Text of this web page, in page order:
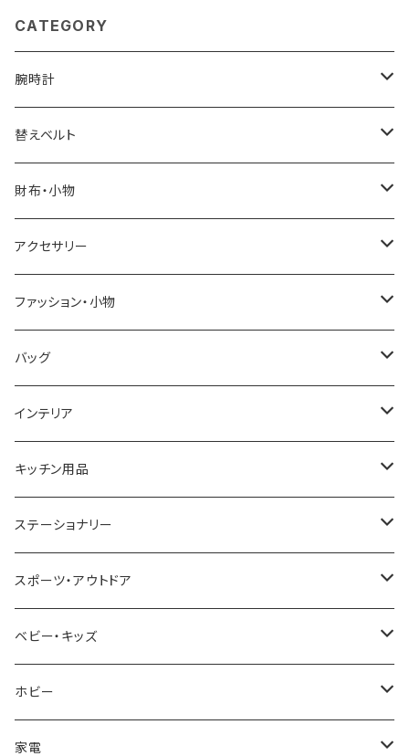
CATEGORY
腕時計
ELGIN
SALVATORE MARRA
CASIO
GRANDEUR
COGU
GAGA MILANO
CACTUS
TIMEX
NIXON
AVALANCHE
ORIENT
ZEPPELIN
替えベルト
COACH
DANIEL WELLINGTON
LACOSTE
DIESEL
MICHAEL KORS
NO BRAND
財布・小物
SONNE
DUCT
TRANSNUMBER
SAAMA HOMME
ARNOLD PALMER
MICHAEL KORS
DIESEL
ALV
Merge
ETTINGER
アクセサリー
GUCCI
TIFFANY&CO
FOLLI FOLLIE
POLICE
PAUL HEWITT
22designstudio
BOTTEGA VENETA
EMPORIO ARMANI
CALVIN KLEIN
ファッション・小物
DAKS
栃木レザー
NIKE
DUNHILL
NEWYORKER
OROBIANCO
Ellese
COLEMAN
バッグ
MANHATTAN PORTAGE
United HOMME
RODANIA
BEAMZSQUARE
BLAZER CLUB
ANDY HAWARD
G GUSTO
インテリア
CRYSTOCRAFT
SEIKO
CITIZEN
BRAUN
RHYTHM
BLOSSOM
キッチン用品
I'mD
Helios
VALENTINO VISCANI
ステーショナリー
LAMY
WATERMAN
PARKER
PELIKAN
スポーツ・アウトドア
Trangia
Barebones
FEUERHAND
ベビー・キッズ
ふわりぃ
ERGO BABY
ホビー
その他
家電